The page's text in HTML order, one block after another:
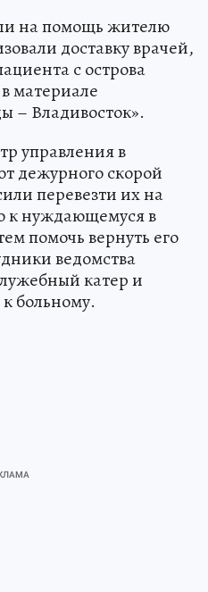
на помощь жителю
доставку врачей,
с острова
материале
– Владивосток».
управления в
дежурного скорой
перевезти их на
к нуждающемуся в
помочь вернуть его
ведомства
катер и
больному.